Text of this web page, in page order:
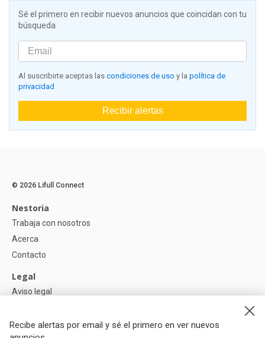
Sé el primero en recibir nuevos anuncios que coincidan con tu
búsqueda
Al suscribirte aceptas las condiciones de uso y la política de
privacidad
Recibir alertas
Recibe alertas por email y sé el primero en ver nuevos
© 2026 Lifull Connect
Nestoria
Trabaja con nosotros
Acerca
Contacto
Legal
Aviso legal
Política de Cookies